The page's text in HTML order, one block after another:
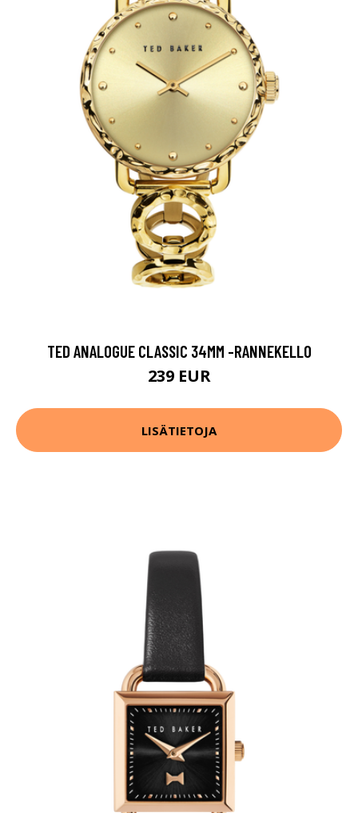
TED ANALOGUE CLASSIC 34MM -RANNEKELLO
239 EUR
LISÄTIETOJA